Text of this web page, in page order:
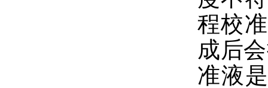
程校
成后
准液